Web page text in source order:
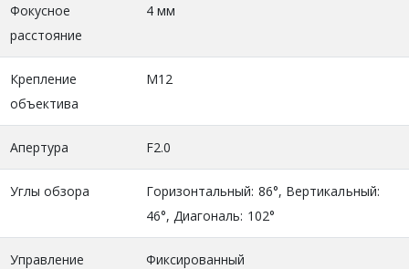
Фокусное
расстояние
4 мм
Крепление
объектива
M12
Апертура F2.0
Углы обзора
Горизонтальный: 86°, Вертикальный:
46°, Диагональ: 102°
Управление
Фиксированный